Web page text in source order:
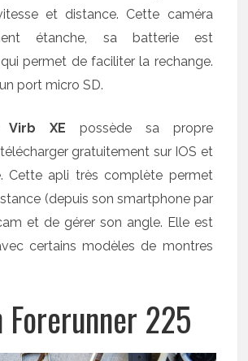
et distance. Cette caméra
étanche, sa batterie est
permet de faciliter la rechange.
port micro SD.
Virb XE possède sa propre
gratuitement sur IOS et
Cette apli très complète permet
(depuis son smartphone par
et de gérer son angle. Elle est
certains modèles de montres
Forerunner 225